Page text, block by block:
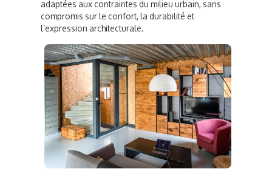
adaptées aux contraintes du milieu urbain, sans
compromis sur le confort, la durabilité et
l’expression architecturale.